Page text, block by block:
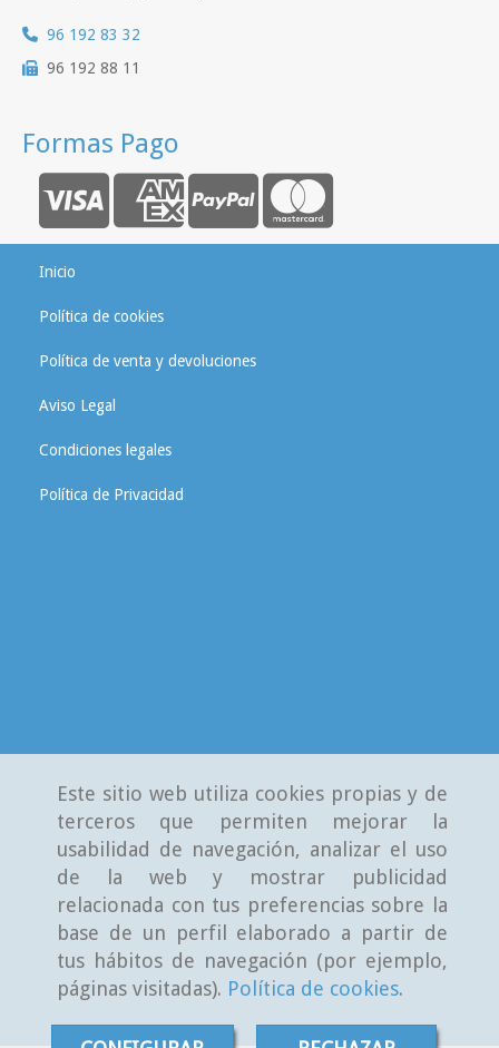
Este sitio web utiliza cookies propias y de
terceros que permiten mejorar la
usabilidad de navegación, analizar el uso
de la web y mostrar publicidad
relacionada con tus preferencias sobre la
base de un perfil elaborado a partir de
tus hábitos de navegación (por ejemplo,
páginas visitadas). Política de cookies.
96 192 83 32
96 192 88 11
Formas Pago
Inicio
Política de cookies
Política de venta y devoluciones
Aviso Legal
Condiciones legales
Política de Privacidad